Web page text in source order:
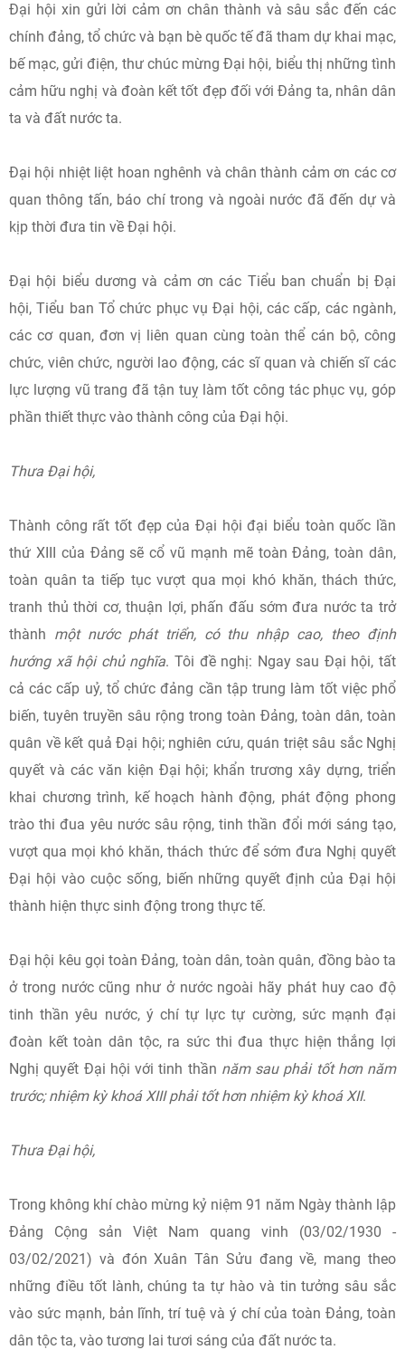
Đại hội xin gửi lời cảm ơn chân thành và sâu sắc đến các
chính đảng, tổ chức và bạn bè quốc tế đã tham dự khai mạc,
bế mạc, gửi điện, thư chúc mừng Đại hội, biểu thị những tình
cảm hữu nghị và đoàn kết tốt đẹp đối với Đảng ta, nhân dân
ta và đất nước ta.
Đại hội nhiệt liệt hoan nghênh và chân thành cảm ơn các cơ
quan thông tấn, báo chí trong và ngoài nước đã đến dự và
kịp thời đưa tin về Đại hội.
Đại hội biểu dương và cảm ơn các Tiểu ban chuẩn bị Đại
hội, Tiểu ban Tổ chức phục vụ Đại hội, các cấp, các ngành,
các cơ quan, đơn vị liên quan cùng toàn thể cán bộ, công
chức, viên chức, người lao động, các sĩ quan và chiến sĩ các
lực lượng vũ trang đã tận tuỵ làm tốt công tác phục vụ, góp
phần thiết thực vào thành công của Đại hội.
Thưa Đại hội,
Thành công rất tốt đẹp của Đại hội đại biểu toàn quốc lần
thứ XIII của Đảng sẽ cổ vũ mạnh mẽ toàn Đảng, toàn dân,
toàn quân ta tiếp tục vượt qua mọi khó khăn, thách thức,
tranh thủ thời cơ, thuận lợi, phấn đấu sớm đưa nước ta trở
thành một nước phát triển, có thu nhập cao, theo định
hướng xã hội chủ nghĩa. Tôi đề nghị: Ngay sau Đại hội, tất
cả các cấp uỷ, tổ chức đảng cần tập trung làm tốt việc phổ
biến, tuyên truyền sâu rộng trong toàn Đảng, toàn dân, toàn
quân về kết quả Đại hội; nghiên cứu, quán triệt sâu sắc Nghị
quyết và các văn kiện Đại hội; khẩn trương xây dựng, triển
khai chương trình, kế hoạch hành động, phát động phong
trào thi đua yêu nước sâu rộng, tinh thần đổi mới sáng tạo,
vượt qua mọi khó khăn, thách thức để sớm đưa Nghị quyết
Đại hội vào cuộc sống, biến những quyết định của Đại hội
thành hiện thực sinh động trong thực tế.
Đại hội kêu gọi toàn Đảng, toàn dân, toàn quân, đồng bào ta
ở trong nước cũng như ở nước ngoài hãy phát huy cao độ
tinh thần yêu nước, ý chí tự lực tự cường, sức mạnh đại
đoàn kết toàn dân tộc, ra sức thi đua thực hiện thắng lợi
Nghị quyết Đại hội với tinh thần năm sau phải tốt hơn năm
trước; nhiệm kỳ khoá XIII phải tốt hơn nhiệm kỳ khoá XII.
Thưa Đại hội,
Trong không khí chào mừng kỷ niệm 91 năm Ngày thành lập
Đảng Cộng sản Việt Nam quang vinh (03/02/1930 -
03/02/2021) và đón Xuân Tân Sửu đang về, mang theo
những điều tốt lành, chúng ta tự hào và tin tưởng sâu sắc
vào sức mạnh, bản lĩnh, trí tuệ và ý chí của toàn Đảng, toàn
dân tộc ta, vào tương lai tươi sáng của đất nước ta.